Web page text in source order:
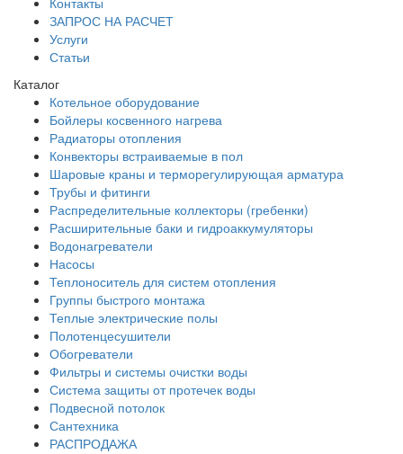
ЗАПРОС НА РАСЧЕТ
Услуги
Статьи
Каталог
Котельное оборудование
Бойлеры косвенного нагрева
Радиаторы отопления
Конвекторы встраиваемые в пол
Шаровые краны и терморегулирующая арматура
Трубы и фитинги
Распределительные коллекторы (гребенки)
Расширительные баки и гидроаккумуляторы
Водонагреватели
Насосы
Теплоноситель для систем отопления
Группы быстрого монтажа
Теплые электрические полы
Полотенцесушители
Обогреватели
Фильтры и системы очистки воды
Система защиты от протечек воды
Подвесной потолок
Сантехника
РАСПРОДАЖА